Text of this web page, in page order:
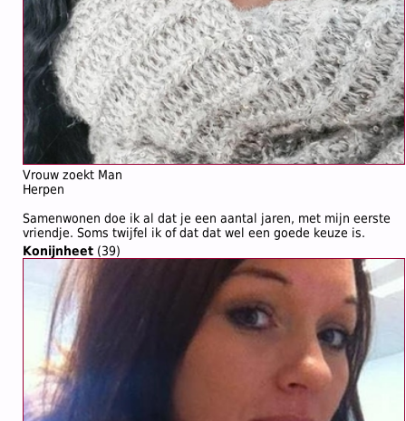
Vrouw zoekt Man
Herpen
Samenwonen doe ik al dat je een aantal jaren, met mijn eerste
vriendje. Soms twijfel ik of dat dat wel een goede keuze is.
Konijnheet (39)